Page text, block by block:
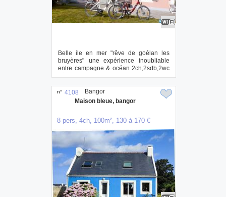
Belle ile en mer "rêve de goélan les
bruyères" une expérience inoubliable
entre campagne & océan 2ch,2sdb,2wc
découvr...
n° 4108
Maison bleue, bangor
8 pers, 4ch, 100m², 130 à 170 €
Bangor